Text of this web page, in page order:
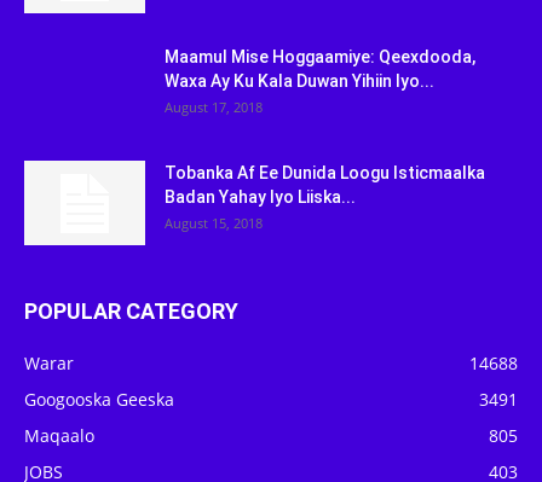
Maamul Mise Hoggaamiye: Qeexdooda,
Waxa Ay Ku Kala Duwan Yihiin Iyo...
August 17, 2018
Tobanka Af Ee Dunida Loogu Isticmaalka
Badan Yahay Iyo Liiska...
August 15, 2018
POPULAR CATEGORY
Warar
14688
Googooska Geeska
3491
Maqaalo
805
JOBS
403